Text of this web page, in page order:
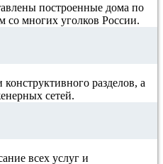
построенные дома по
со многих уголков России.
разделов, а
сетей.
всех услуг и